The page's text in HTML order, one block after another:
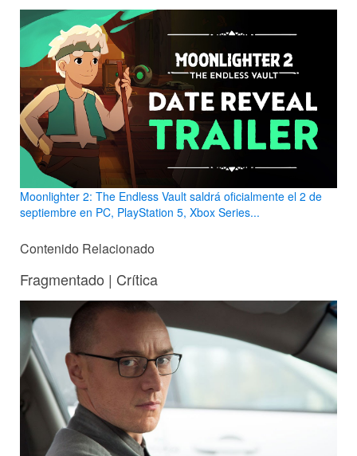
Moonlighter 2: The Endless Vault saldrá oficialmente el 2 de
septiembre en PC, PlayStation 5, Xbox Series...
Contenido Relacionado
Fragmentado | Crítica